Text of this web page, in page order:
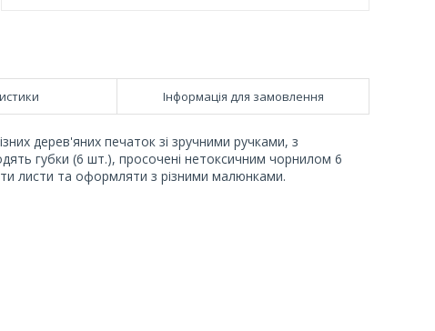
Інформація для замовлення
дерев'яних печаток зі зручними ручками, з
губки (6 шт.), просочені нетоксичним чорнилом 6
листи та оформляти з різними малюнками.